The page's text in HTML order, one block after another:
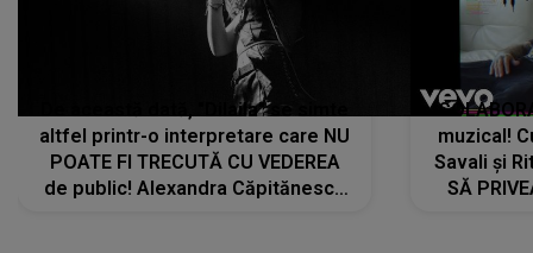
De această dată, "Dilaila" se simte
altfel printr-o interpretare care NU
POATE FI TRECUTĂ CU VEDEREA
de public! Alexandra Căpitănescu
muzical!
Savali și
SĂ